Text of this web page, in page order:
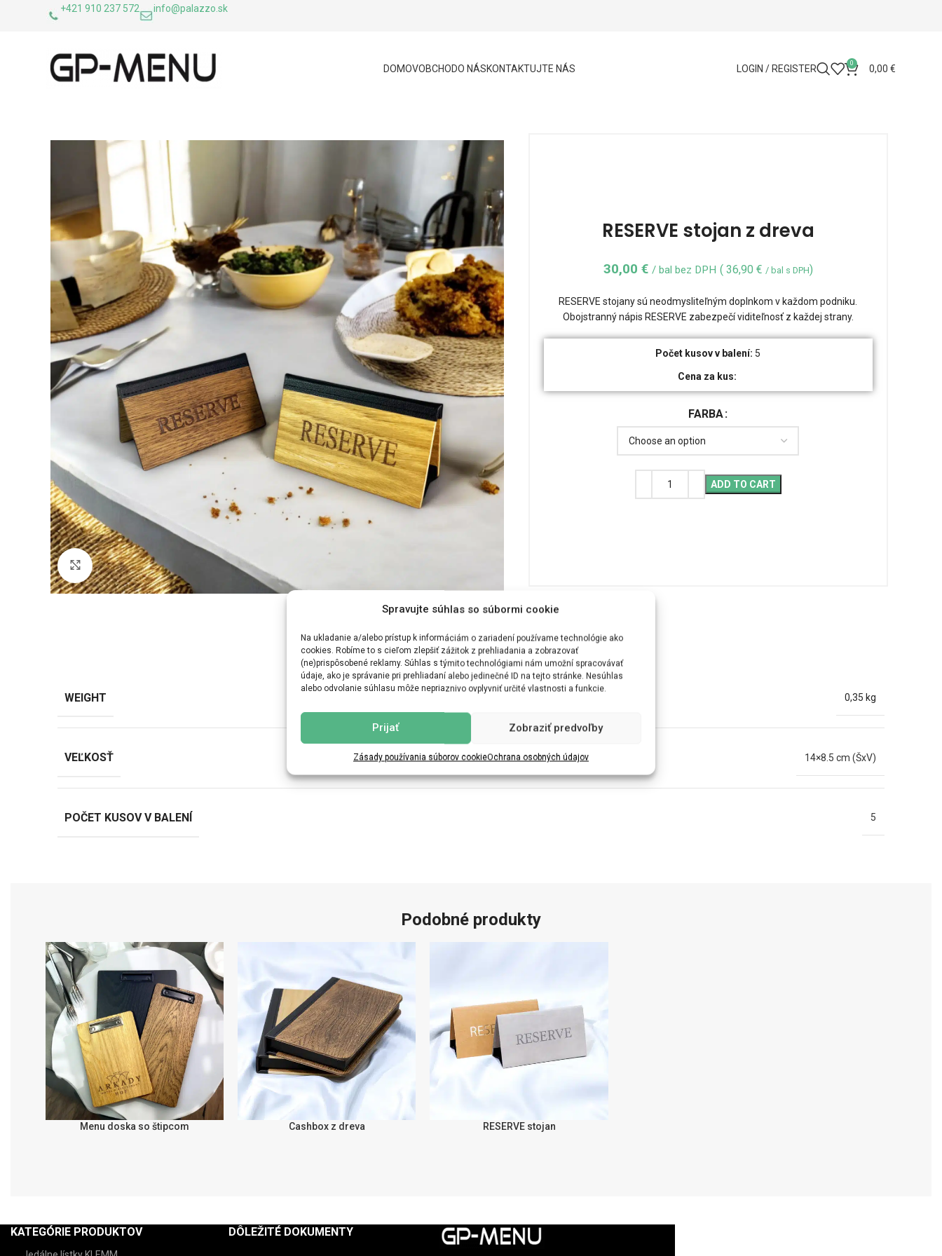
Spravujte súhlas so súbormi cookie
Na ukladanie a/alebo prístup k informáciám o zariadení používame technológie ako
cookies. Robíme to s cieľom zlepšiť zážitok z prehliadania a zobrazovať
(ne)prispôsobené reklamy. Súhlas s týmito technológiami nám umožní spracovávať
údaje, ako je správanie pri prehliadaní alebo jedinečné ID na tejto stránke. Nesúhlas
alebo odvolanie súhlasu môže nepriaznivo ovplyvniť určité vlastnosti a funkcie.
Prijať Zobraziť predvoľby
Zásady používania súborov cookieOchrana osobných údajov
+421 910 237 572 info@palazzo.sk
DOMOVOBCHODO NÁSKONTAKTUJTE NÁS LOGIN / REGISTER 0 0,00 €
Click to enlarge
RESERVE stojan z dreva
30,00 € / bal bez DPH ( 36,90 € / bal s DPH)
RESERVE stojany sú neodmysliteľným doplnkom v každom podniku.
Obojstranný nápis RESERVE zabezpečí viditeľnosť z každej strany.
Počet kusov v balení: 5
Cena za kus:
FARBA
ADD TO CART
ĎALŠIE INFORMÁCIE MOŽNOSTI DORUČENIA
WEIGHT 0,35 kg
VEĽKOSŤ 14×8.5 cm (ŠxV)
POČET KUSOV V BALENÍ 5
Podobné produkty
SELECT OPTIONS
Menu doska so štipcom SELECT OPTIONSCashbox z dreva SELECT OPTIONSRESERVE stojan
KATEGÓRIE PRODUKTOV DÔLEŽITÉ DOKUMENTY